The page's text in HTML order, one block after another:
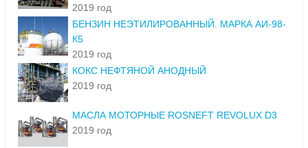
2019 год
БЕНЗИН НЕЭТИЛИРОВАННЫЙ. МАРКА АИ-98-
К5
2019 год
КОКС НЕФТЯНОЙ АНОДНЫЙ
2019 год
МАСЛА МОТОРНЫЕ ROSNEFT REVOLUX D3
2019 год